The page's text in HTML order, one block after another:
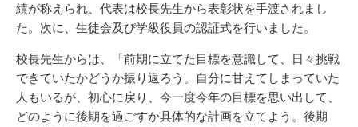
績が称えられ、代表は校長先生から表彰状を手渡されまし
た。次に、生徒会及び学級役員の認証式を行いました。
校長先生からは、「前期に立てた目標を意識して、日々挑戦
できていたかどうか振り返ろう。自分に甘えてしまっていた
人もいるが、初心に戻り、今一度今年の目標を思い出して、
どのように後期を過ごすか具体的な計画を立てよう。後期